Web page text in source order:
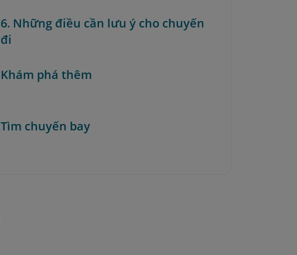
6. Những điều cần lưu ý cho chuyến
đi
Khám phá thêm
Tìm chuyến bay